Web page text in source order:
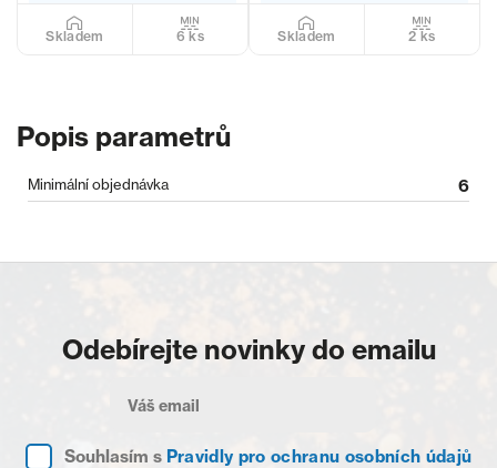
Skladem 6 ks Skladem 2 ks
Popis parametrů
Minimální objednávka 6
Odebírejte novinky do emailu
Souhlasím s Pravidly pro ochranu osobních údajů